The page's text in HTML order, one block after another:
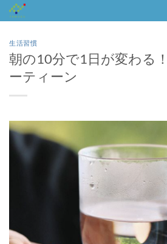
Skip
to
content
生活習慣
朝の10分で1日が変わる
ーティーン